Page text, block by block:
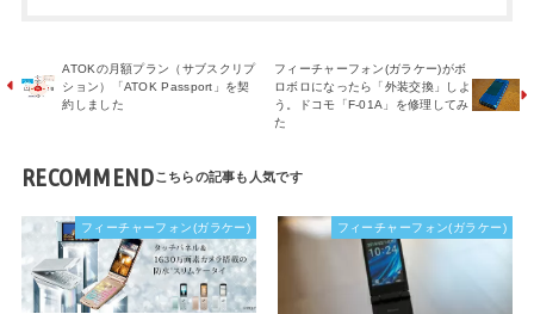
ATOKの月額プラン（サブスクリプ
ション）「ATOK Passport」を契
約しました
フィーチャーフォン(ガラケー)がボ
ロボロになったら「外装交換」しよ
う。ドコモ「F-01A」を修理してみ
た
RECOMMEND
フィーチャーフォン(ガラケー) フィーチャーフォン(ガラケー)